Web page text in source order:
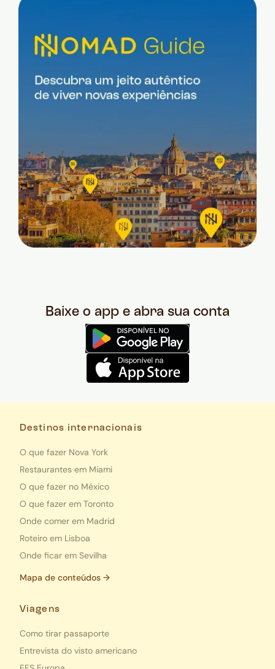
Baixe o app e abra sua conta
Destinos internacionais
O que fazer Nova York
Restaurantes em Miami
O que fazer no México
O que fazer em Toronto
Onde comer em Madrid
Roteiro em Lisboa
Onde ficar em Sevilha
Mapa de conteúdos →
Viagens
Como tirar passaporte
Entrevista do visto americano